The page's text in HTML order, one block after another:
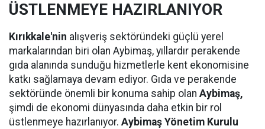
ÜSTLENMEYE HAZIRLANIYOR
Kırıkkale'nin alışveriş sektöründeki güçlü yerel
markalarından biri olan Aybimaş, yıllardır perakende
gıda alanında sunduğu hizmetlerle kent ekonomisine
katkı sağlamaya devam ediyor. Gıda ve perakende
sektöründe önemli bir konuma sahip olan Aybimaş,
şimdi de ekonomi dünyasında daha etkin bir rol
üstlenmeye hazırlanıyor. Aybimaş Yönetim Kurulu